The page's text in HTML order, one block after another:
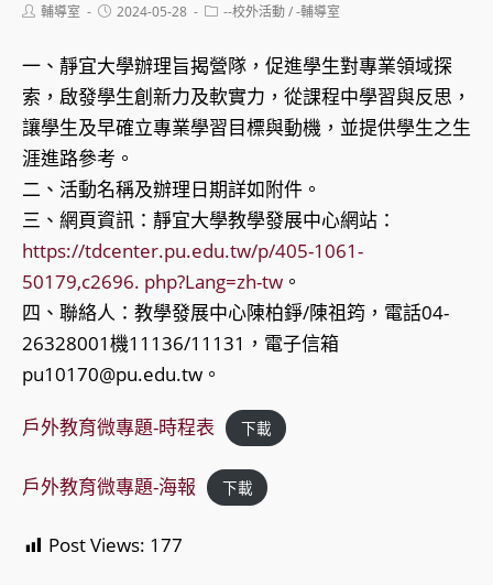
Post輔導室
Post2024-05-28
Post--校外活動/-輔導室
一、靜宜大學辦理旨揭營隊，促進學生對專業領域探
索，啟發學生創新力及軟實力，從課程中學習與反思，
讓學生及早確立專業學習目標與動機，並提供學生之生
涯進路參考。
二、活動名稱及辦理日期詳如附件。
三、網頁資訊：靜宜大學教學發展中心網站：
https://tdcenter.pu.edu.tw/p/405-1061-
50179,c2696. php?Lang=zh-tw 。
四、聯絡人：教學發展中心陳柏錚/陳祖筠，電話04-
26328001機11136/11131，電子信箱
pu10170@pu.edu.tw。
戶外教育微專題-時程表 下載
戶外教育微專題-海報 下載
Post Views: 177